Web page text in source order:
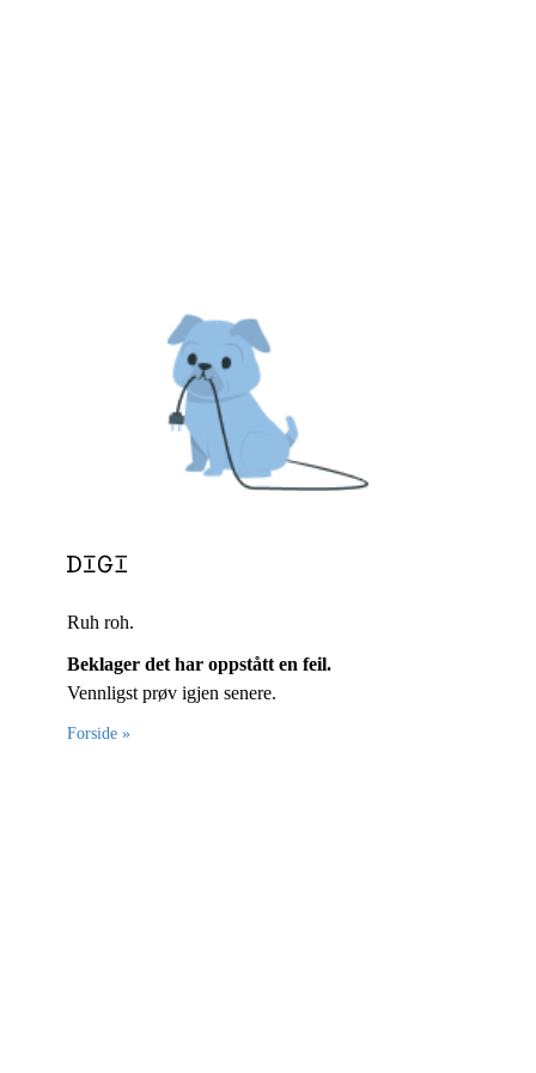
Ruh roh.
Beklager det har oppstått en feil.
Vennligst prøv igjen senere.
Forside »